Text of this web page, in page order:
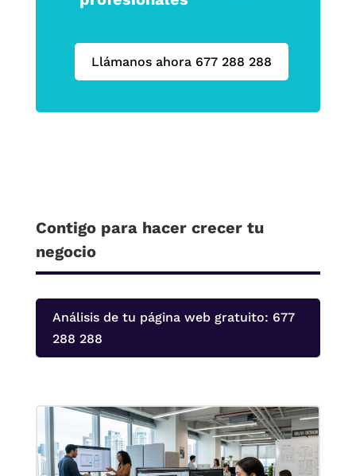
Llámanos ahora 677 288 288
Contigo para hacer crecer tu
negocio
Análisis de tu página web gratuito: 677
288 288